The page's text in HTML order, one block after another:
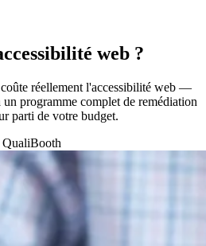
web ?
réellement l'accessibilité web —
programme complet de remédiation
parti de votre budget.
QualiBooth